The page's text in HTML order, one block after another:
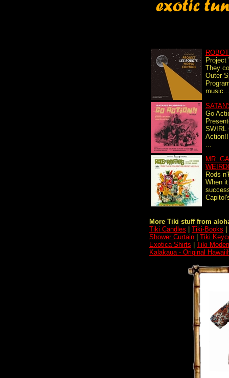
Project
They
Outer
music...
Go
SWIRL
...
MR.
Rods
When
More Tiki stuff from
Tiki Candles
Tiki-Books
Shower Curtain
Tiki
Exotica Shirts
Tiki
Kalakaua - Original